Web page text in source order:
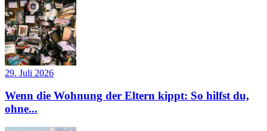
29. Juli 2026
Wenn die Wohnung der Eltern kippt: So hilfst du,
ohne...